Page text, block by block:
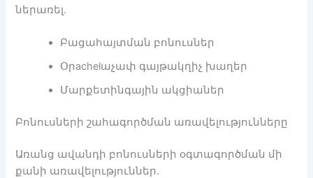
ներառել.
Բացահայտման բոնուսներ
Օրachelաչափ գայթակղիչ խաղեր
Մարքետինգային ակցիաներ
Բոնուսների շահագործման առավելությունները
Առանց ավանդի բոնուսների օգտագործման մի
քանի առավելություններ.